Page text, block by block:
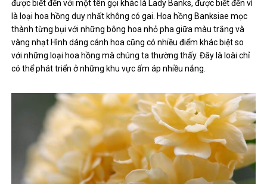
được biết đến với một tên gọi khác là Lady Banks, được biết đến vì
là loại hoa hồng duy nhất không có gai. Hoa hồng Banksiae mọc
thành từng bụi với những bông hoa nhỏ pha giữa màu trắng và
vàng nhạt Hình dáng cánh hoa cũng có nhiều điểm khác biệt so
với những loại hoa hồng mà chúng ta thường thấy. Đây là loài chỉ
có thể phát triển ở những khu vực ấm áp nhiều nắng.